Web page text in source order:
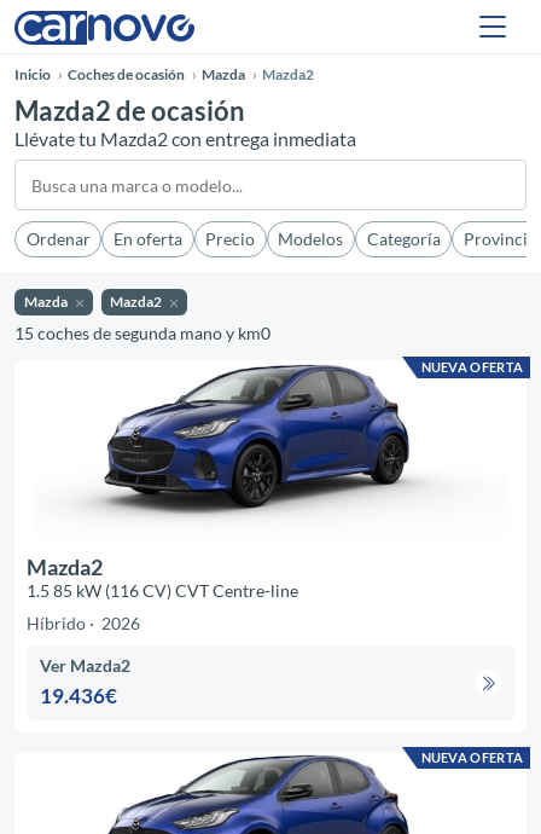
Inicio Coches de ocasión Mazda Mazda2
Mazda2 de ocasión
Llévate tu Mazda2 con entrega inmediata
Ordenar En oferta Precio Modelos Categoría Provincia
Mazda Mazda2
15 coches de segunda mano y km0
NUEVA OFERTA
Mazda2
1.5 85 kW (116 CV) CVT Centre-line
Híbrido
2026
Ver Mazda2
19.436€
NUEVA OFERTA